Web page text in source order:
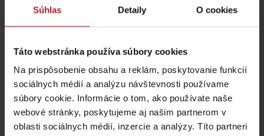
Súhlas Detaily O cookies
Táto webstránka používa súbory cookies
Na prispôsobenie obsahu a reklám, poskytovanie funkcií
sociálnych médií a analýzu návštevnosti používame
súbory cookie. Informácie o tom, ako používate naše
webové stránky, poskytujeme aj našim partnerom v
oblasti sociálnych médií, inzercie a analýzy. Títo partneri
Reštaurácia a kaviareň
SMREK
Liptovská Osada
Reštaurácia Hotel Jasná
Demänovská Dolina
všetky miesta kde jesť a piť